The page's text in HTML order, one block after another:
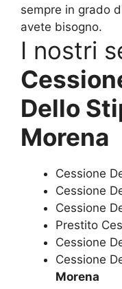
sempre in grado
avete bisogno.
I nostri
Dello
Morena
Cessione
Cessione
Cessione
Prestito
Cessione
Cessione
Morena